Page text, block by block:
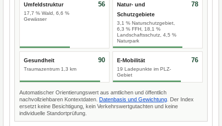
Umfeldstruktur
17,7 % Wald, 6,6 %
Gewässer
56
Natur- und
Schutzgebiete
3,1 % Naturschutzgebiet,
6,3 % FFH, 18,1 %
Landschaftsschutz, 4,5 %
Naturpark
78
Gesundheit
Traumazentrum 1,3 km
90 E-Mobilität
19 Ladepunkte im PLZ-
Gebiet
76
Automatischer Orientierungswert aus amtlichen und öffentlich
nachvollziehbaren Kontextdaten. Datenbasis und Gewichtung . Der Index
ersetzt keine Besichtigung, kein Verkehrswertgutachten und keine
individuelle Standortprüfung.